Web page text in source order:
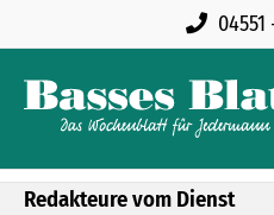
Redakteure vom Dienst